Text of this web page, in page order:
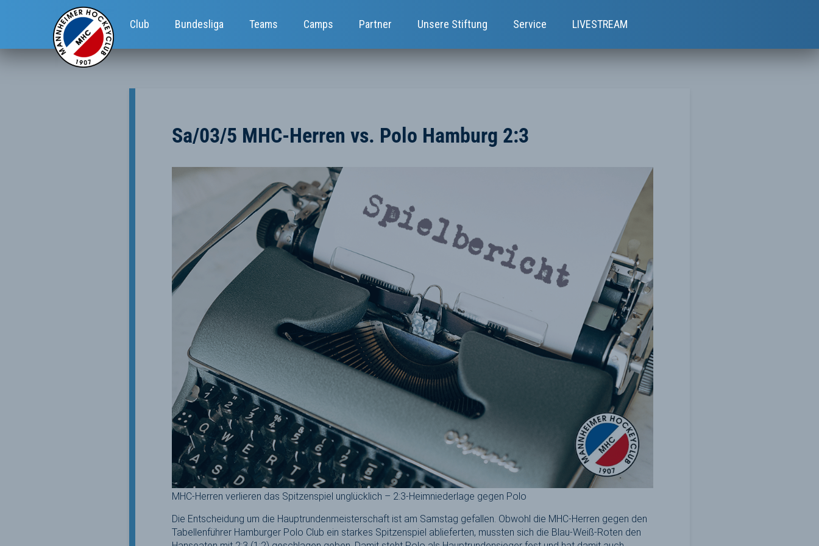
Club Bundesliga Teams Camps Partner Unsere Stiftung Service LIVESTREAM
Sa/03/5 MHC-Herren vs. Polo Hamburg 2:3
MHC-Herren verlieren das Spitzenspiel unglücklich – 2:3-Heimniederlage gegen Polo
Die Entscheidung um die Hauptrundenmeisterschaft ist am Samstag gefallen. Obwohl die MHC-Herren gegen den
Tabellenführer Hamburger Polo Club ein starkes Spitzenspiel ablieferten, mussten sich die Blau-Weiß-Roten den